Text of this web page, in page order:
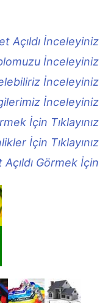
Açıldı İnceleyiniz
İnceleyiniz
İnceleyiniz
İnceleyiniz
İçin Tıklayınız
İçin Tıklayınız
Görmek İçin